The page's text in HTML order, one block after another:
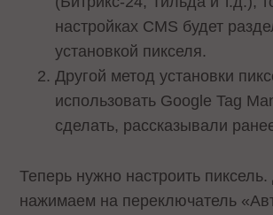
настройках CMS будет
установкой пикселя.
Другой метод установки
использовать Google Tag
сделать, рассказывали
Теперь нужно настроить пиксель.
нажимаем на переключатель